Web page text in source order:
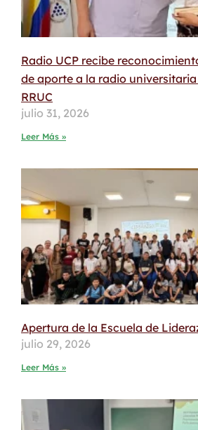
Radio UCP recibe
de aporte a la radio
RRUC
julio 31, 2026
Leer Más »
Apertura de la Escuela de
julio 29, 2026
Leer Más »